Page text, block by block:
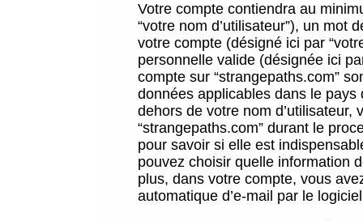
Votre compte contiendra au
“votre nom d’utilisateur”), un mot
votre compte (désigné ici par
personnelle valide (désignée ici
compte sur “strangepaths.com”
données applicables dans le
dehors de votre nom
“strangepaths.com” durant le
pour savoir si elle est
pouvez choisir quelle information
plus, dans votre compte, vous
automatique d’e-mail par le